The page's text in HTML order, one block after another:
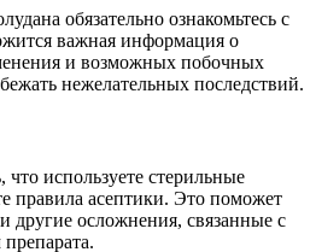
обязательно ознакомьтесь с
важная информация о
и возможных побочных
нежелательных последствий.
используете стерильные
правила асептики. Это поможет
другие осложнения, связанные с